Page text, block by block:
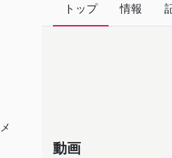
トップ 情報
動画